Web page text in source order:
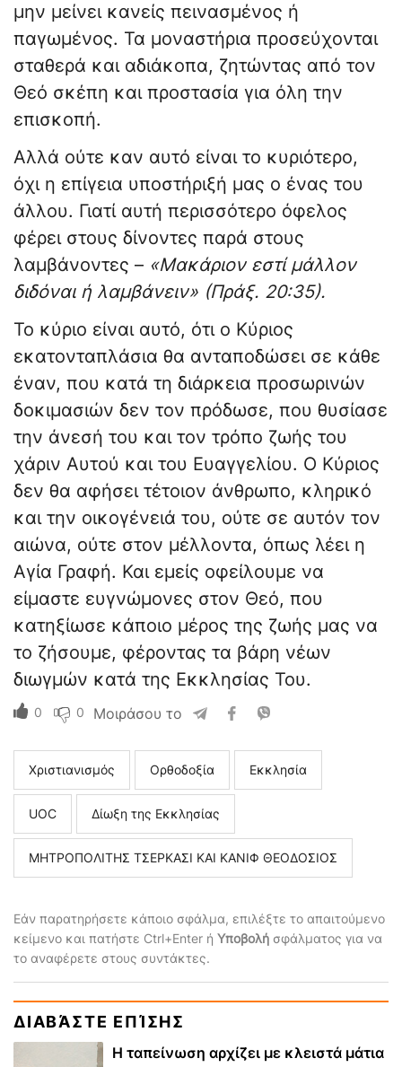
μην μείνει κανείς πεινασμένος ή
παγωμένος. Τα μοναστήρια προσεύχονται
σταθερά και αδιάκοπα, ζητώντας από τον
Θεό σκέπη και προστασία για όλη την
επισκοπή.
Αλλά ούτε καν αυτό είναι το κυριότερο,
όχι η επίγεια υποστήριξή μας ο ένας του
άλλου. Γιατί αυτή περισσότερο όφελος
φέρει στους δίνοντες παρά στους
λαμβάνοντες – «Μακάριον εστί μάλλον
διδόναι ή λαμβάνειν» (Πράξ. 20:35).
Το κύριο είναι αυτό, ότι ο Κύριος
εκατονταπλάσια θα ανταποδώσει σε κάθε
έναν, που κατά τη διάρκεια προσωρινών
δοκιμασιών δεν τον πρόδωσε, που θυσίασε
την άνεσή του και τον τρόπο ζωής του
χάριν Αυτού και του Ευαγγελίου. Ο Κύριος
δεν θα αφήσει τέτοιον άνθρωπο, κληρικό
και την οικογένειά του, ούτε σε αυτόν τον
αιώνα, ούτε στον μέλλοντα, όπως λέει η
Αγία Γραφή. Και εμείς οφείλουμε να
είμαστε ευγνώμονες στον Θεό, που
κατηξίωσε κάποιο μέρος της ζωής μας να
το ζήσουμε, φέροντας τα βάρη νέων
διωγμών κατά της Εκκλησίας Του.
0 0 Μοιράσου το
Χριστιανισμός Ορθοδοξία Εκκλησία
UOC Δίωξη της Εκκλησίας
ΜΗΤΡΟΠΟΛΙΤΗΣ ΤΣΕΡΚΑΣΙ ΚΑΙ ΚΑΝΙΦ ΘΕΟΔΟΣΙΟΣ
Εάν παρατηρήσετε κάποιο σφάλμα, επιλέξτε το απαιτούμενο
κείμενο και πατήστε Ctrl+Enter ή Υποβολή σφάλματος για να
το αναφέρετε στους συντάκτες.
ΔΙΑΒΆΣΤΕ ΕΠΊΣΗΣ
Η ταπείνωση αρχίζει με κλειστά μάτια